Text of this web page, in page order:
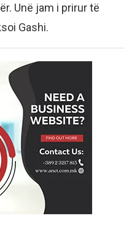
Unë jam i prirur të
Gashi.